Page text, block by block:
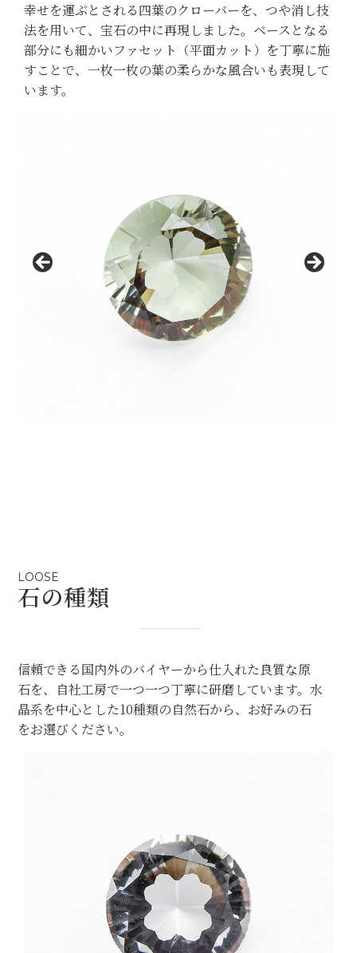
幸せを運ぶとされる四葉のクローバーを、つや消し技
法を用いて、宝石の中に再現しました。ベースとなる
部分にも細かいファセット（平面カット）を丁寧に施
すことで、一枚一枚の葉の柔らかな風合いも表現して
います。
LOOSE
石の種類
信頼できる国内外のバイヤーから仕入れた良質な原
石を、自社工房で一つ一つ丁寧に研磨しています。水
晶系を中心とした10種類の自然石から、お好みの石
をお選びください。